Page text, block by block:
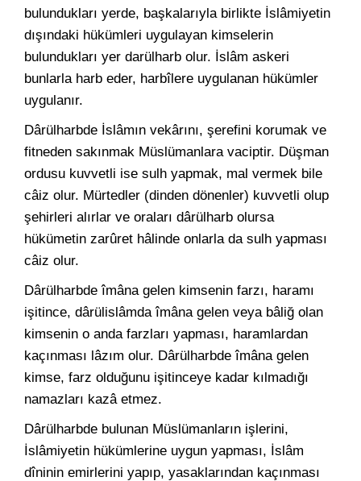
bulundukları yerde, başkalarıyla birlikte İslâmiyetin
dışındaki hükümleri uygulayan kimselerin
bulundukları yer darülharb olur. İslâm askeri
bunlarla harb eder, harbîlere uygulanan hükümler
uygulanır.
Dârülharbde İslâmın vekârını, şerefini korumak ve
fitneden sakınmak Müslümanlara vaciptir. Düşman
ordusu kuvvetli ise sulh yapmak, mal vermek bile
câiz olur. Mürtedler (dinden dönenler) kuvvetli olup
şehirleri alırlar ve oraları dârülharb olursa
hükümetin zarûret hâlinde onlarla da sulh yapması
câiz olur.
Dârülharbde îmâna gelen kimsenin farzı, haramı
işitince, dârülislâmda îmâna gelen veya bâliğ olan
kimsenin o anda farzları yapması, haramlardan
kaçınması lâzım olur. Dârülharbde îmâna gelen
kimse, farz olduğunu işitinceye kadar kılmadığı
namazları kazâ etmez.
Dârülharbde bulunan Müslümanların işlerini,
İslâmiyetin hükümlerine uygun yapması, İslâm
dîninin emirlerini yapıp, yasaklarından kaçınması